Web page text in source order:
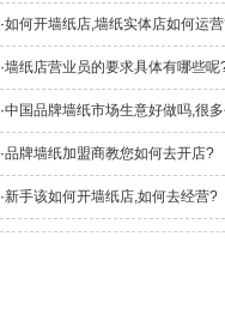
·如何开墙纸店,墙纸实体店如何运
·墙纸店营业员的要求具体有哪些呢
·中国品牌墙纸市场生意好做吗,很
·品牌墙纸加盟商教您如何去开店?
·新手该如何开墙纸店,如何去经营?